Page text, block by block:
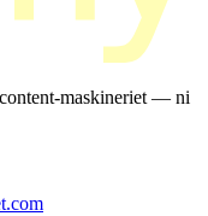
maskineriet — ni